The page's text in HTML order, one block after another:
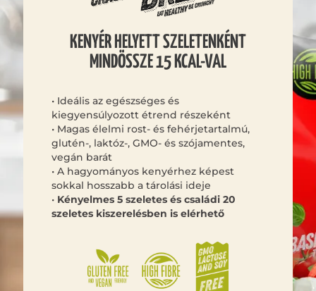
KENYÉR HELYETT SZELETENKÉNT
MINDÖSSZE 15 KCAL-VAL
• Ideális az egészséges és
kiegyensúlyozott étrend részeként
• Magas élelmi rost- és fehérjetartalmú,
glutén-, laktóz-, GMO- és szójamentes,
vegán barát
• A hagyományos kenyérhez képest
sokkal hosszabb a tárolási ideje
• Kényelmes 5 szeletes és családi 20
szeletes kiszerelésben is elérhető